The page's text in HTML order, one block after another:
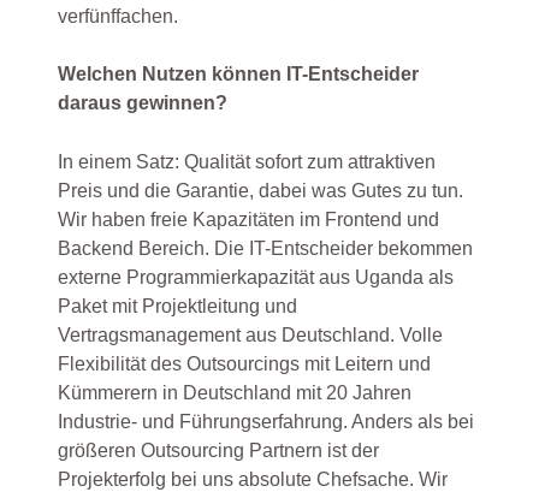
verfünffachen.
Welchen Nutzen können IT-Entscheider
daraus gewinnen?
In einem Satz: Qualität sofort zum attraktiven
Preis und die Garantie, dabei was Gutes zu tun.
Wir haben freie Kapazitäten im Frontend und
Backend Bereich. Die IT-Entscheider bekommen
externe Programmierkapazität aus Uganda als
Paket mit Projektleitung und
Vertragsmanagement aus Deutschland. Volle
Flexibilität des Outsourcings mit Leitern und
Kümmerern in Deutschland mit 20 Jahren
Industrie- und Führungserfahrung. Anders als bei
größeren Outsourcing Partnern ist der
Projekterfolg bei uns absolute Chefsache. Wir